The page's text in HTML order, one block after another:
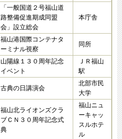
「一般国道２号福山道
路整備促進期成同盟
会」設立総会
本庁舎
福山港国際コンテナタ
ーミナル視察
同所
山陽線１３０周年記念
イベント
ＪＲ福山
駅
古典の日講演会
北部市民
大学
福山北ライオンズクラ
ブＣＮ３０周年記念式
典
福山ニュ
ーキャッ
スルホテ
ル